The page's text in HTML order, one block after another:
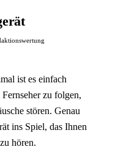
ist es einfach
zu folgen,
stören. Genau
ins Spiel, das Ihnen
hören.